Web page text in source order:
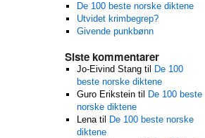
De 100 beste norske diktene
Utvidet krimbegrep?
Givende punkbønn
Siste kommentarer
Jo-Eivind Stangtil
De 100
beste norske diktene
Guro Eriksteintil
De 100 beste
norske diktene
Lenatil
De 100 beste norske
diktene